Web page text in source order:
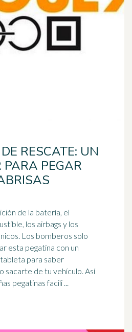
RESCATE: UN
PARA PEGAR
de la batería, el
los airbags y los
solo
esta pegatina con un
para saber
sacarte de tu vehículo. Así
pegatinas facili ...